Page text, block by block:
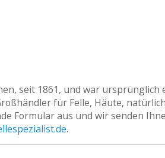
seit 1861, und war
für Felle, Häute,
Formular aus und wir senden
.